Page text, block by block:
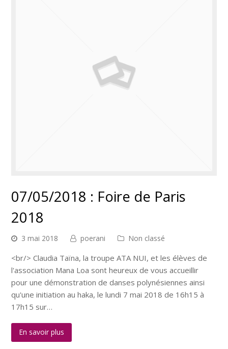
07/05/2018 : Foire de Paris
2018
3 mai 2018 poerani Non classé
<br/> Claudia Taïna, la troupe ATA NUI, et les élèves de
l'association Mana Loa sont heureux de vous accueillir
pour une démonstration de danses polynésiennes ainsi
qu'une initiation au haka, le lundi 7 mai 2018 de 16h15 à
17h15 sur…
En savoir plus